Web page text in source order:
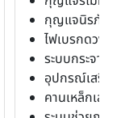
กุญแจนิรภัย
ไฟเบรกดวงที่ 3
ระบบกระจายแ
อุปกรณ์เสริม
คานเหล็กเสริ